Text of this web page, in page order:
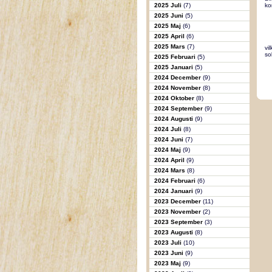
2025 Juli (7)
2025 Juni (5)
2025 Maj (6)
2025 April (6)
2025 Mars (7)
2025 Februari (5)
2025 Januari (5)
2024 December (9)
2024 November (8)
2024 Oktober (8)
2024 September (9)
2024 Augusti (9)
2024 Juli (8)
2024 Juni (7)
2024 Maj (9)
2024 April (9)
2024 Mars (8)
2024 Februari (6)
2024 Januari (9)
2023 December (11)
2023 November (2)
2023 September (3)
2023 Augusti (8)
2023 Juli (10)
2023 Juni (9)
2023 Maj (9)